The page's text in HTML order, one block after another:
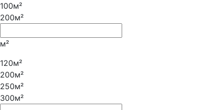
100м²
200м²
м²
120м²
200м²
250м²
300м²